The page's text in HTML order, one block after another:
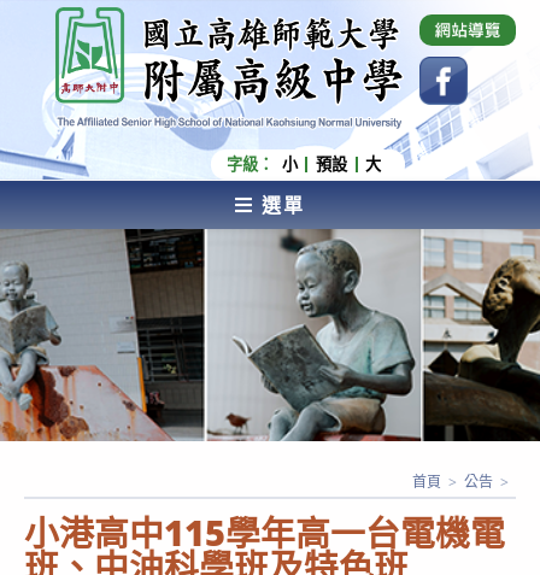
內
容
國立高雄師範大學附屬高級中學 Affiliated Senior
High School of National Kaohsiung Normal
University
字級： 小 預設 大
選單
AFFILIATED SENIOR HIGH SCHOOL OF NATIONAL
KAOHSIUNG NORMAL UNIVERSITY
小港高中115學年高一台電機電
首頁 > 公告 >